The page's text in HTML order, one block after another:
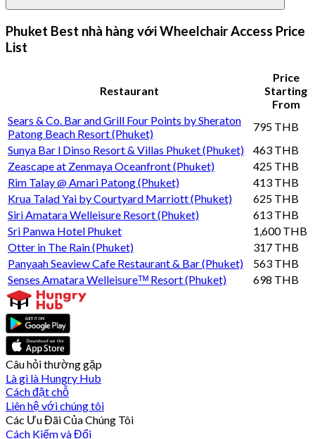
Phuket Best nhà hàng với Wheelchair Access Price
List
Restaurant
Price
Starting
From
Sears & Co. Bar and Grill Four Points by Sheraton
Patong Beach Resort (Phuket)
795 THB
Sunya Bar l Dinso Resort & Villas Phuket (Phuket)
463 THB
Zeascape at Zenmaya Oceanfront (Phuket)
425 THB
Rim Talay @ Amari Patong (Phuket)
413 THB
Krua Talad Yai by Courtyard Marriott (Phuket)
625 THB
Siri Amatara Welleisure Resort (Phuket)
613 THB
Sri Panwa Hotel Phuket
1,600 THB
Otter in The Rain (Phuket)
317 THB
Panyaah Seaview Cafe Restaurant & Bar (Phuket)
563 THB
Senses Amatara Welleisureᵀᴹ Resort (Phuket)
698 THB
Câu hỏi thường gặp
Là gì là Hungry Hub
Cách đặt chỗ
Liên hệ với chúng tôi
Các Ưu Đãi Của Chúng Tôi
Cách Kiếm và Đổi